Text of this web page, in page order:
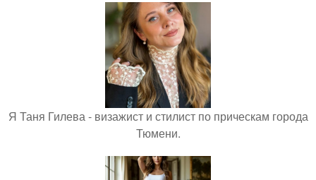
Я Таня Гилева - визажист и стилист по прическам города
Тюмени.